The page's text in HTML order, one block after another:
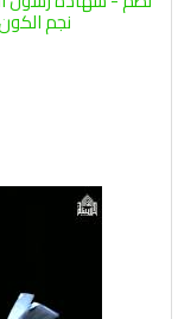
نجم